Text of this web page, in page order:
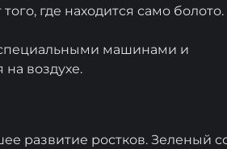
где находится само болото.
специальными машинами и
воздухе.
развитие ростков. Зеленый